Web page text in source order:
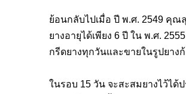
ย้อนกลับไปเมื่อ ปี พ.ศ. 2549 คุณลุ
ยางอายุได้เพียง 6 ปี ใน พ.ศ. 2555
กรีดยางทุกวันและขายในรูปยาง
ในรอบ 15 วัน จะสะสมยางไว้ได้